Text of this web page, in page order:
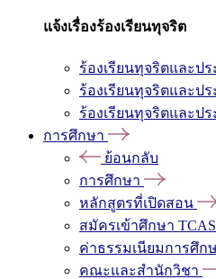
แจ้งเรื่องร้องเรียนทุจริต
ร้องเรียนทุจริตและป
ร้องเรียนทุจริตและป
ร้องเรียนทุจริตและป
การศึกษา
ย้อนกลับ
การศึกษา
หลักสูตรที่เปิดสอน
สมัครเข้าศึกษา TCAS
ค่าธรรมเนียมการศึก
คณะและสำนักวิชา